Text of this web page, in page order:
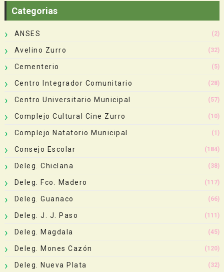
Categorias
ANSES (2)
Avelino Zurro (32)
Cementerio (5)
Centro Integrador Comunitario (28)
Centro Universitario Municipal (57)
Complejo Cultural Cine Zurro (10)
Complejo Natatorio Municipal (1)
Consejo Escolar (184)
Deleg. Chiclana (38)
Deleg. Fco. Madero (117)
Deleg. Guanaco (66)
Deleg. J. J. Paso (111)
Deleg. Magdala (45)
Deleg. Mones Cazón (120)
Deleg. Nueva Plata (32)